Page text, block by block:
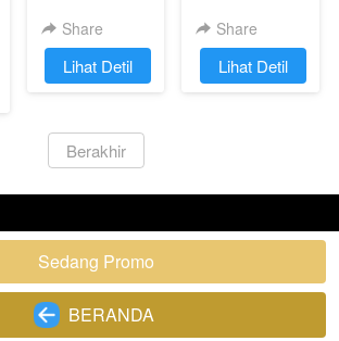
`Sedang Promo
` BERANDA
Share
`Lihat Detil
Share
`Lihat Detil
`Berakhir
berdu
@2026 Pusat Karpet Inc.